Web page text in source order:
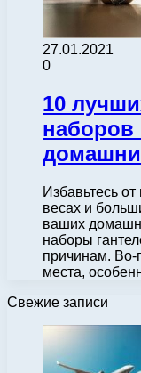
27.01.2021
0
10
наборов
Избавьтесь
весах и
ваших
наборы
причинам. Во-
места,
Свежие записи